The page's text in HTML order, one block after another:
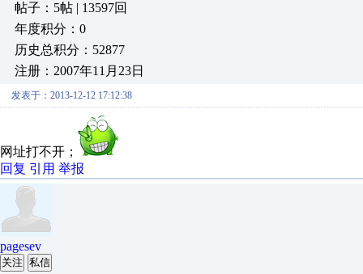
帖子：5帖 | 13597回
年度积分：0
历史总积分：52877
注册：2007年11月23日
发表于：2013-12-12 17:12:38
网址打不开；
回复 引用 举报
pagesev
关注 私信